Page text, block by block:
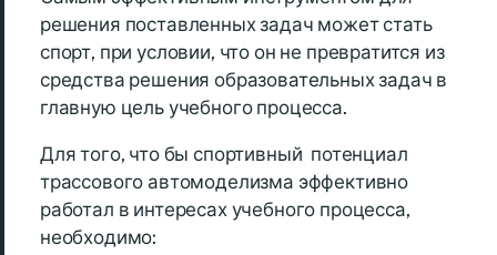
решения поставленных задач может стать
спорт, при условии, что он не превратится из
средства решения образовательных задач в
главную цель учебного процесса.
Для того, что бы спортивный потенциал
трассового автомоделизма эффективно
работал в интересах учебного процесса,
необходимо: